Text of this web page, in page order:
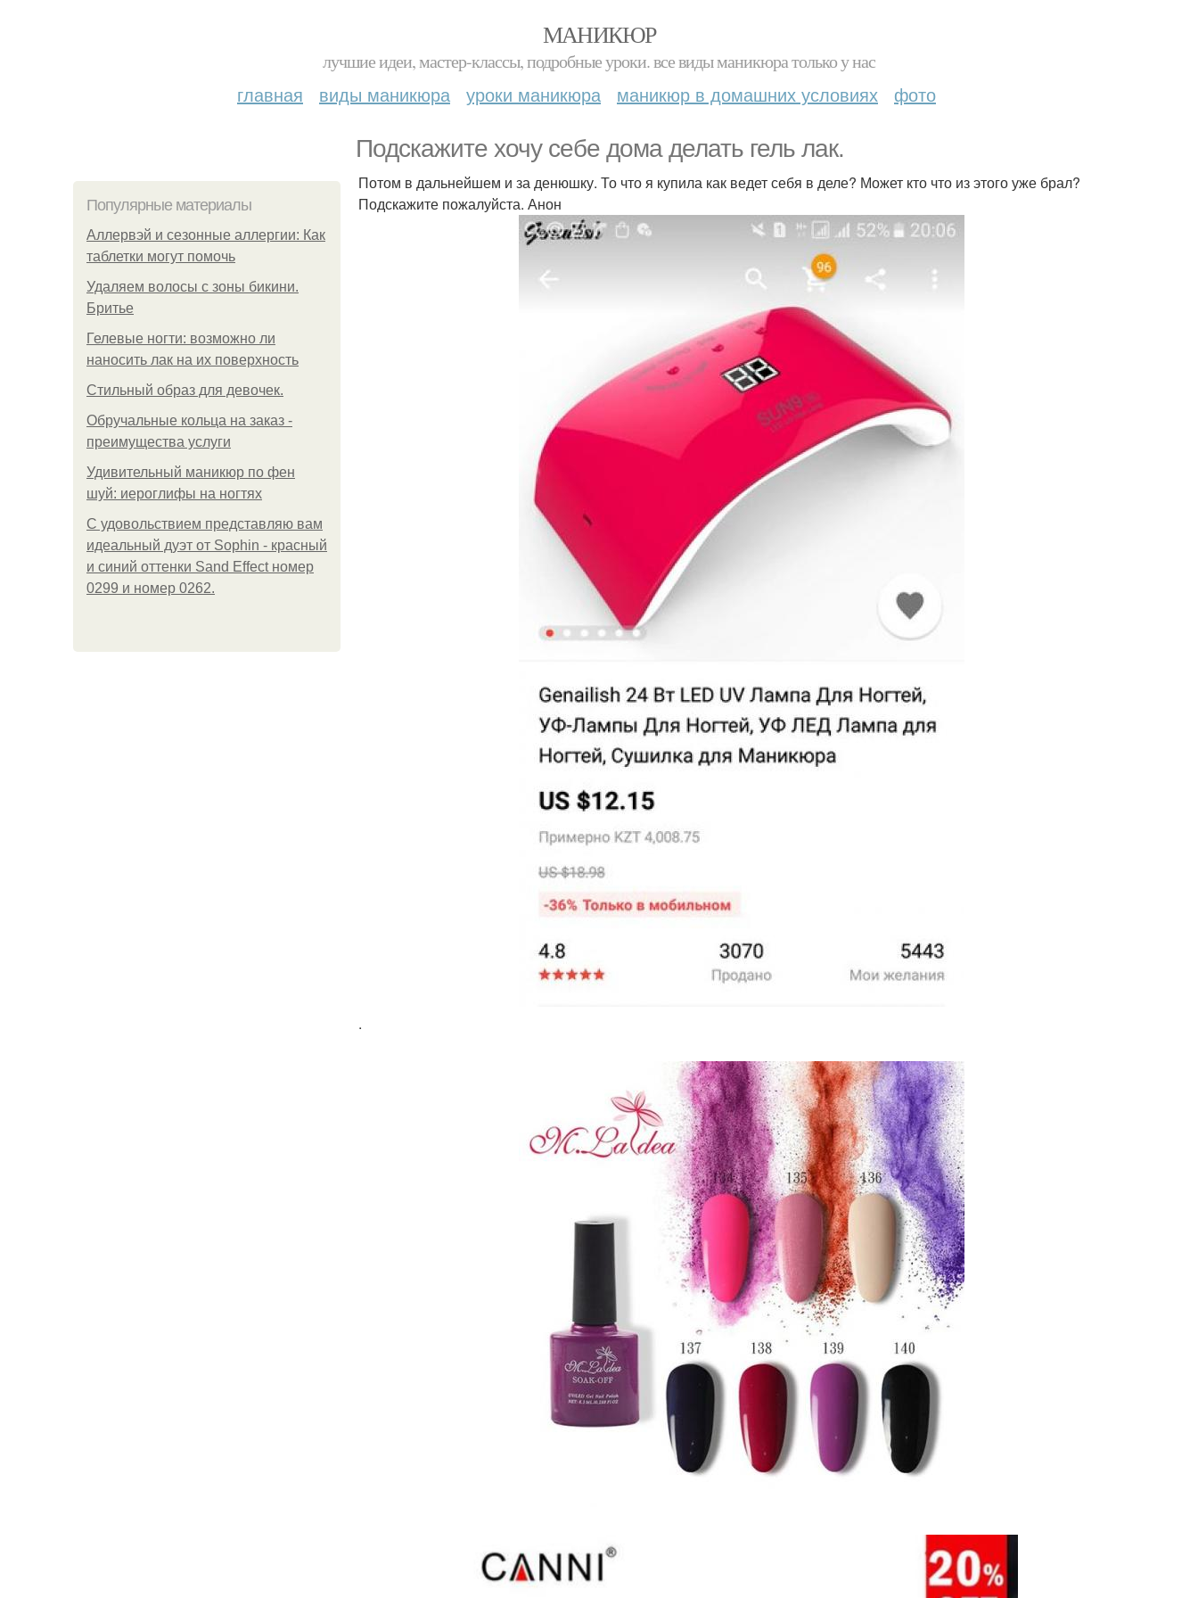
МАНИКЮР
лучшие идеи, мастер-классы, подробные уроки. все виды маникюра только у нас
главная виды маникюра уроки маникюра маникюр в домашних условиях фото
Подскажите хочу себе дома делать гель лак.
Популярные материалы
Аллервэй и сезонные аллергии: Как
таблетки могут помочь
Удаляем волосы с зоны бикини.
Бритье
Гелевые ногти: возможно ли
наносить лак на их поверхность
Стильный образ для девочек.
Обручальные кольца на заказ -
преимущества услуги
Удивительный маникюр по фен
шуй: иероглифы на ногтях
С удовольствием представляю вам
идеальный дуэт от Sophin - красный
и синий оттенки Sand Effect номер
0299 и номер 0262.
Потом в дальнейшем и за денюшку. То что я купила как ведет себя в деле? Может кто что из этого уже брал?
Подскажите пожалуйста. Анон
.